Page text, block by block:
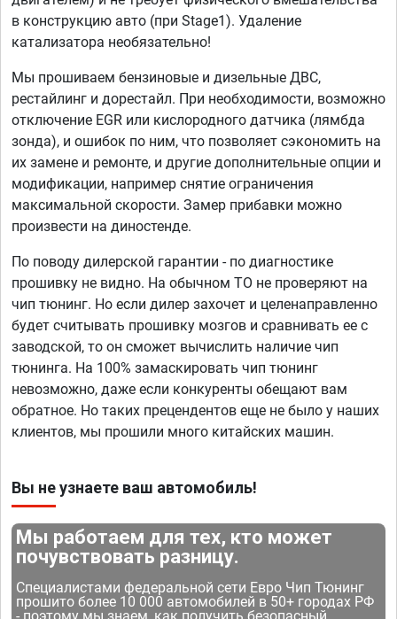
в конструкцию авто (при Stage1). Удаление
катализатора необязательно!
Мы прошиваем бензиновые и дизельные ДВС,
рестайлинг и дорестайл. При необходимости, возможно
отключение EGR или кислородного датчика (лямбда
зонда), и ошибок по ним, что позволяет сэкономить на
их замене и ремонте, и другие дополнительные опции и
модификации, например снятие ограничения
максимальной скорости. Замер прибавки можно
произвести на диностенде.
По поводу дилерской гарантии - по диагностике
прошивку не видно. На обычном ТО не проверяют на
чип тюнинг. Но если дилер захочет и целенаправленно
будет считывать прошивку мозгов и сравнивать ее с
заводской, то он сможет вычислить наличие чип
тюнинга. На 100% замаскировать чип тюнинг
невозможно, даже если конкуренты обещают вам
обратное. Но таких прецендентов еще не было у наших
клиентов, мы прошили много китайских машин.
Вы не узнаете ваш автомобиль!
Мы работаем для тех, кто может
почувствовать разницу.
Специалистами федеральной сети Евро Чип Тюнинг
прошито более 10 000 автомобилей в 50+ городах РФ